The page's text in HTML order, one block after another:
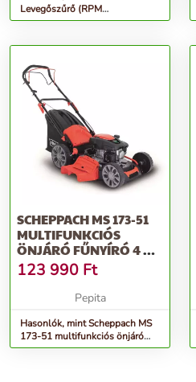
Levegőszűrő (RPM
4635/5135/5140V motor
SCHEPPACH MS 173-51
MULTIFUNKCIÓS
ÖNJÁRÓ FŰNYÍRÓ 4 AZ
1-BEN
123 990 Ft
Pepita
Hasonlók, mint Scheppach MS
173-51 multifunkciós önjáró
fűnyíró 4 az 1-ben